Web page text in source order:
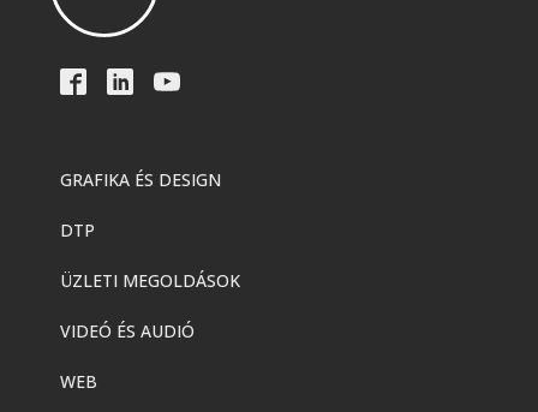
GRAFIKA ÉS DESIGN
DTP
ÜZLETI MEGOLDÁSOK
VIDEÓ ÉS AUDIÓ
WEB